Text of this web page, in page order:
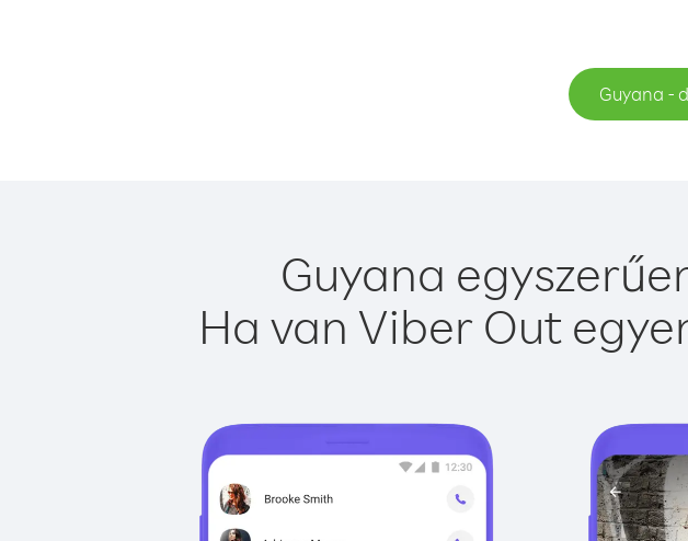
Guyana -
Guyana
Ha van Viber Out